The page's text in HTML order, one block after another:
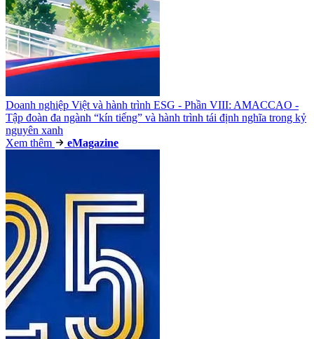
Doanh nghiệp Việt và hành trình ESG - Phần VIII: AMACCAO -
Tập đoàn đa ngành “kín tiếng” và hành trình tái định nghĩa trong kỷ
nguyên xanh
Xem thêm
eMagazine